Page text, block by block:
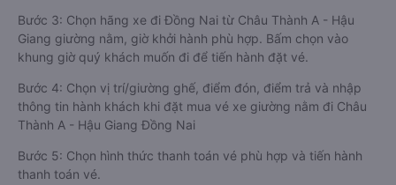
Bước 3: Chọn hãng xe đi Đồng Nai từ Châu Thành A - Hậu
Giang giường nằm, giờ khởi hành phù hợp. Bấm chọn vào
khung giờ quý khách muốn đi để tiến hành đặt vé.
Bước 4: Chọn vị trí/giường ghế, điểm đón, điểm trả và nhập
thông tin hành khách khi đặt mua vé xe giường nằm đi Châu
Thành A - Hậu Giang Đồng Nai
Bước 5: Chọn hình thức thanh toán vé phù hợp và tiến hành
thanh toán vé.